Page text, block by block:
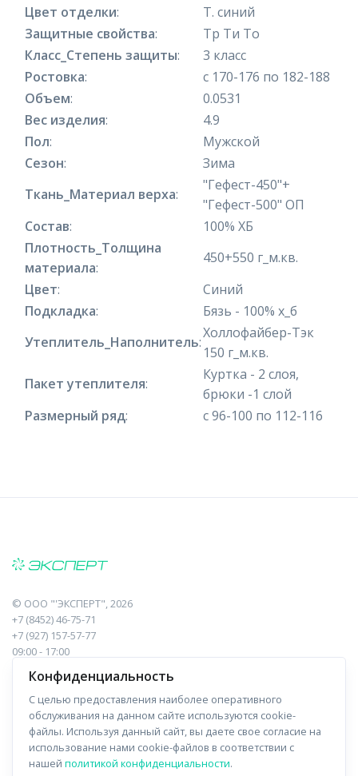
Цвет отделки:
Т. синий
Защитные свойства:
Тр Ти То
Класс_Степень защиты:
3 класс
Ростовка:
с 170-176 по 182-188
Объем:
0.0531
Вес изделия:
4.9
Пол:
Мужской
Сезон:
Зима
Ткань_Материал верха:
"Гефест-450"+
"Гефест-500" ОП
Состав:
100% ХБ
Плотность_Толщина
материала:
450+550 г_м.кв.
Цвет:
Синий
Подкладка:
Бязь - 100% х_б
Утеплитель_Наполнитель:
Холлофайбер-Тэк
150 г_м.кв.
Пакет утеплителя:
Куртка - 2 слоя,
брюки -1 слой
Размерный ряд: с 96-100 по 112-116
© ООО "'ЭКСПЕРТ", 2026
+7 (8452) 46-75-71
+7 (927) 157-57-77
09:00 - 17:00
410017, Саратов, Пугачева, 10 к1, оф.23
Навигация
Прайс-лист
Отзывы
Информация
О компании
Доставка
Конфиденциальность
С целью предоставления наиболее оперативного
обслуживания на данном сайте используются cookie-
файлы. Используя данный сайт, вы даете свое согласие на
использование нами cookie-файлов в соответствии с
нашей политикой конфиденциальности.